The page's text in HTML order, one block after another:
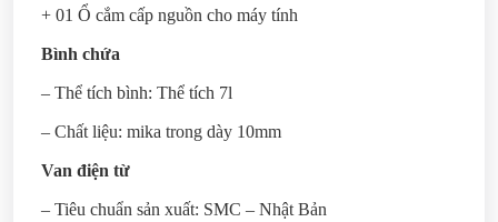
+ 01 Ổ cắm cấp nguồn cho máy tính
Bình chứa
– Thể tích bình: Thể tích 7l
– Chất liệu: mika trong dày 10mm
Van điện từ
– Tiêu chuẩn sản xuất: SMC – Nhật Bản